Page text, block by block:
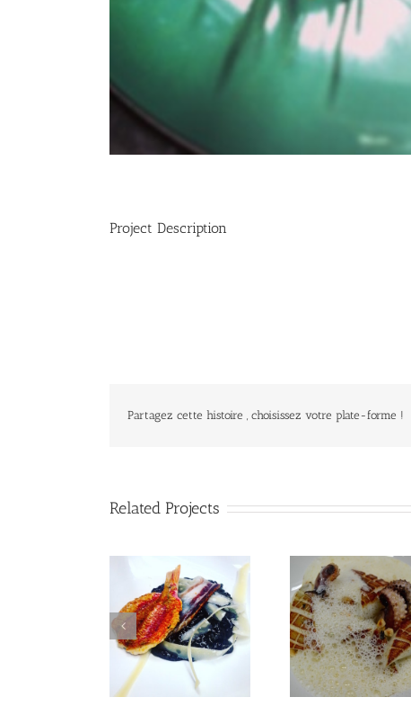
Project Description
Partagez cette histoire , choisissez votre plate-forme !
Related Projects
Seiche Grillée
noisettes
Fleurs